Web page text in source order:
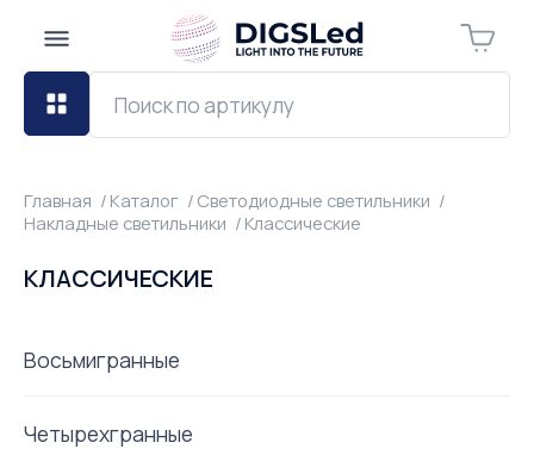
Главная Каталог
Светодиодные светильники
Накладные светильники
Классические
КЛАССИЧЕСКИЕ
Восьмигранные
Четырехгранные